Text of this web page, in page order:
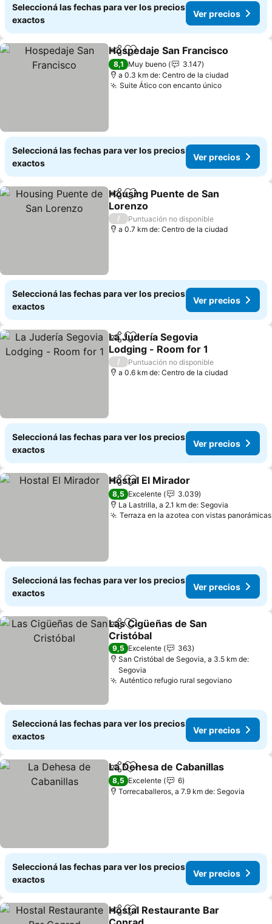
Seleccioná las fechas para ver los precios
exactos
Ver precios
CompartirAñadir a favoritos
Hospedaje San Francisco
8,1 Muy bueno
3.147
a 0.3 km de: Centro de la ciudad
Suite Ático con encanto único
Seleccioná las fechas para ver los precios
exactos
Ver precios
CompartirAñadir a favoritos
Housing Puente de San
Lorenzo
/
Puntuación no disponible
a 0.7 km de: Centro de la ciudad
Seleccioná las fechas para ver los precios
exactos
Ver precios
CompartirAñadir a favoritos
La Judería Segovia
Lodging - Room for 1
/
Puntuación no disponible
a 0.6 km de: Centro de la ciudad
Seleccioná las fechas para ver los precios
exactos
Ver precios
CompartirAñadir a favoritos
Hostal El Mirador
8,5 Excelente
3.039
La Lastrilla, a 2.1 km de: Segovia
Terraza en la azotea con vistas panorámicas
Seleccioná las fechas para ver los precios
exactos
Ver precios
CompartirAñadir a favoritos
Las Cigüeñas de San
Cristóbal
9,5 Excelente
363
San Cristóbal de Segovia, a 3.5 km de:
Segovia
Auténtico refugio rural segoviano
Seleccioná las fechas para ver los precios
exactos
Ver precios
CompartirAñadir a favoritos
La Dehesa de Cabanillas
8,5 Excelente
6
Torrecaballeros, a 7.9 km de: Segovia
Seleccioná las fechas para ver los precios
exactos
Ver precios
CompartirAñadir a favoritos
Hostal Restaurante Bar